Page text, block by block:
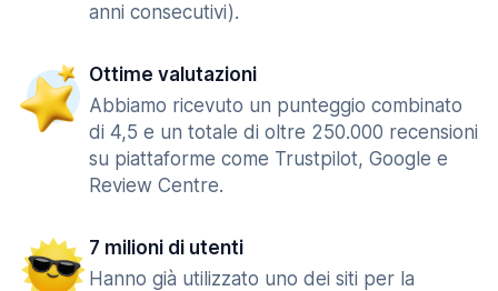
anni consecutivi).
Ottime valutazioni
Abbiamo ricevuto un punteggio combinato
di 4,5 e un totale di oltre 250.000 recensioni
su piattaforme come Trustpilot, Google e
Review Centre.
7 milioni di utenti
Hanno già utilizzato uno dei siti per la